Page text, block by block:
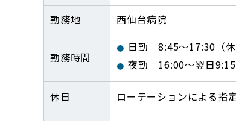
勤務地
西仙台病院
勤務時間
日勤 8:45～17:30（休
夜勤 16:00～翌日9:15
休日 ローテーションによる指